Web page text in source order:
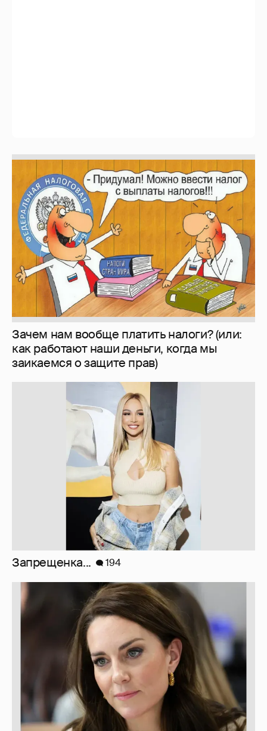
Запрещенка... 194
Марк Рош: "Кэтрин, принцесса Уэльская,
перенесла удаление матки и лечится от
рака толстого кишечника."
30
10 лет спустя. Как сложилась жизнь
героинь Сплетника?
228